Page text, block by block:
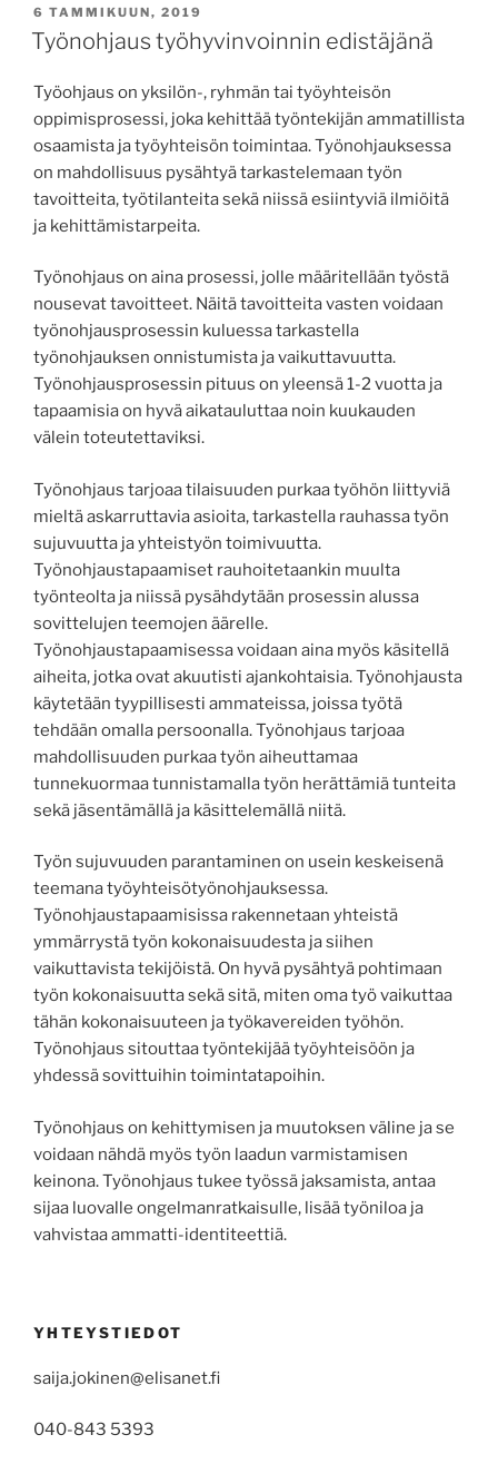
JULKAISTU
6 TAMMIKUUN, 2019
Työnohjaus työhyvinvoinnin edistäjänä
Työohjaus on yksilön-, ryhmän tai työyhteisön
oppimisprosessi, joka kehittää työntekijän ammatillista
osaamista ja työyhteisön toimintaa. Työnohjauksessa
on mahdollisuus pysähtyä tarkastelemaan työn
tavoitteita, työtilanteita sekä niissä esiintyviä ilmiöitä
ja kehittämistarpeita.
Työnohjaus on aina prosessi, jolle määritellään työstä
nousevat tavoitteet. Näitä tavoitteita vasten voidaan
työnohjausprosessin kuluessa tarkastella
työnohjauksen onnistumista ja vaikuttavuutta.
Työnohjausprosessin pituus on yleensä 1-2 vuotta ja
tapaamisia on hyvä aikatauluttaa noin kuukauden
välein toteutettaviksi.
Työnohjaus tarjoaa tilaisuuden purkaa työhön liittyviä
mieltä askarruttavia asioita, tarkastella rauhassa työn
sujuvuutta ja yhteistyön toimivuutta.
Työnohjaustapaamiset rauhoitetaankin muulta
työnteolta ja niissä pysähdytään prosessin alussa
sovittelujen teemojen äärelle.
Työnohjaustapaamisessa voidaan aina myös käsitellä
aiheita, jotka ovat akuutisti ajankohtaisia. Työnohjausta
käytetään tyypillisesti ammateissa, joissa työtä
tehdään omalla persoonalla. Työnohjaus tarjoaa
mahdollisuuden purkaa työn aiheuttamaa
tunnekuormaa tunnistamalla työn herättämiä tunteita
sekä jäsentämällä ja käsittelemällä niitä.
Työn sujuvuuden parantaminen on usein keskeisenä
teemana työyhteisötyönohjauksessa.
Työnohjaustapaamisissa rakennetaan yhteistä
ymmärrystä työn kokonaisuudesta ja siihen
vaikuttavista tekijöistä. On hyvä pysähtyä pohtimaan
työn kokonaisuutta sekä sitä, miten oma työ vaikuttaa
tähän kokonaisuuteen ja työkavereiden työhön.
Työnohjaus sitouttaa työntekijää työyhteisöön ja
yhdessä sovittuihin toimintatapoihin.
Työnohjaus on kehittymisen ja muutoksen väline ja se
voidaan nähdä myös työn laadun varmistamisen
keinona. Työnohjaus tukee työssä jaksamista, antaa
sijaa luovalle ongelmanratkaisulle, lisää työniloa ja
vahvistaa ammatti-identiteettiä.
YHTEYSTIEDOT
saija.jokinen@elisanet.fi
040-843 5393